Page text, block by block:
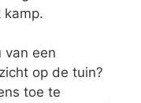
kamp.
van een
op de tuin?
toe te